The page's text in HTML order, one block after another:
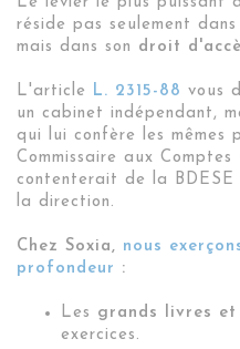
réside pas seulement
mais dans son droit
L'article L. 2315-88 vous
un cabinet indépendant,
qui lui confère les mêmes
Commissaire aux
contenterait de la
la direction.
Chez Soxia, nous
profondeur :
Les grands livres et
exercices.